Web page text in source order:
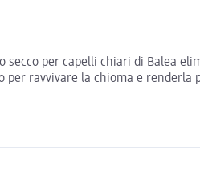
per capelli chiari di Balea
ravvivare la chioma e